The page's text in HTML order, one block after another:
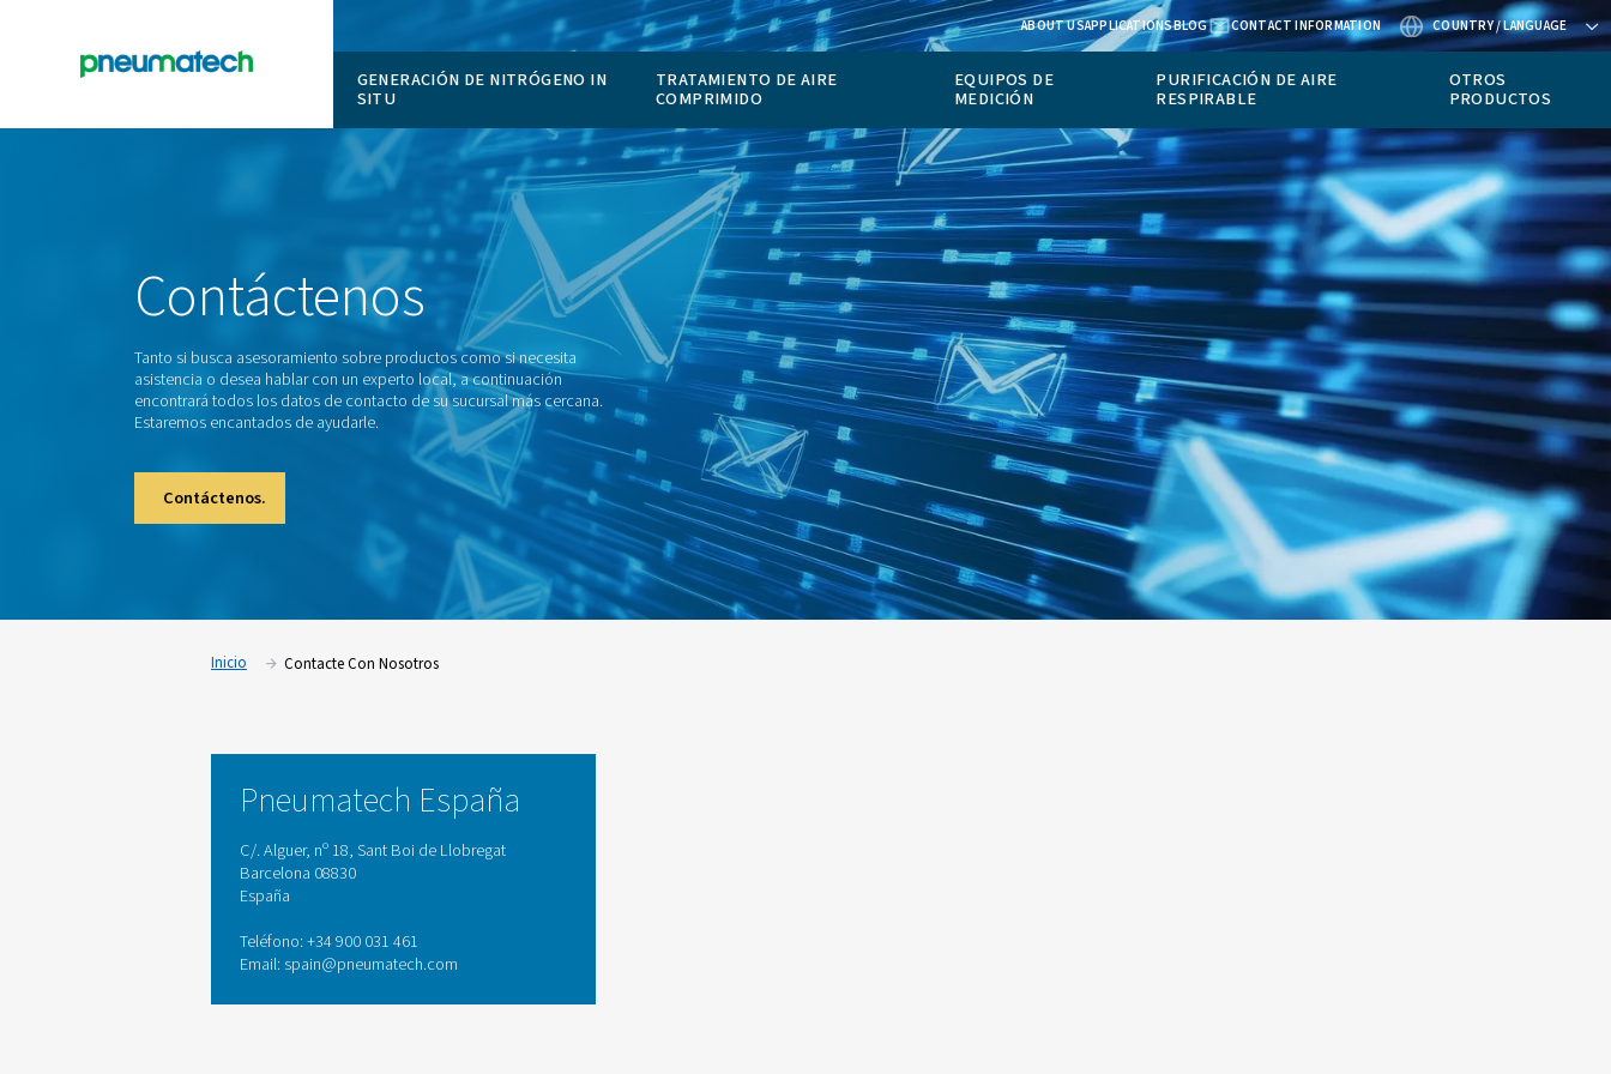
ABOUT USAPPLICATIONSBLOG
GENERACIÓN DE NITRÓGENO IN
SITU
TRATAMIENTO DE AIRE
COMPRIMIDO
EQUIPOS DE
MEDICIÓN
PURIFICACIÓN
RESPIRABLE
Contáctenos
Tanto si busca asesoramiento sobre productos como si necesita
asistencia o desea hablar con un experto local, a continuación
encontrará todos los datos de contacto de su sucursal más cercana.
Estaremos encantados de ayudarle.
Contáctenos.
Pneumatech España